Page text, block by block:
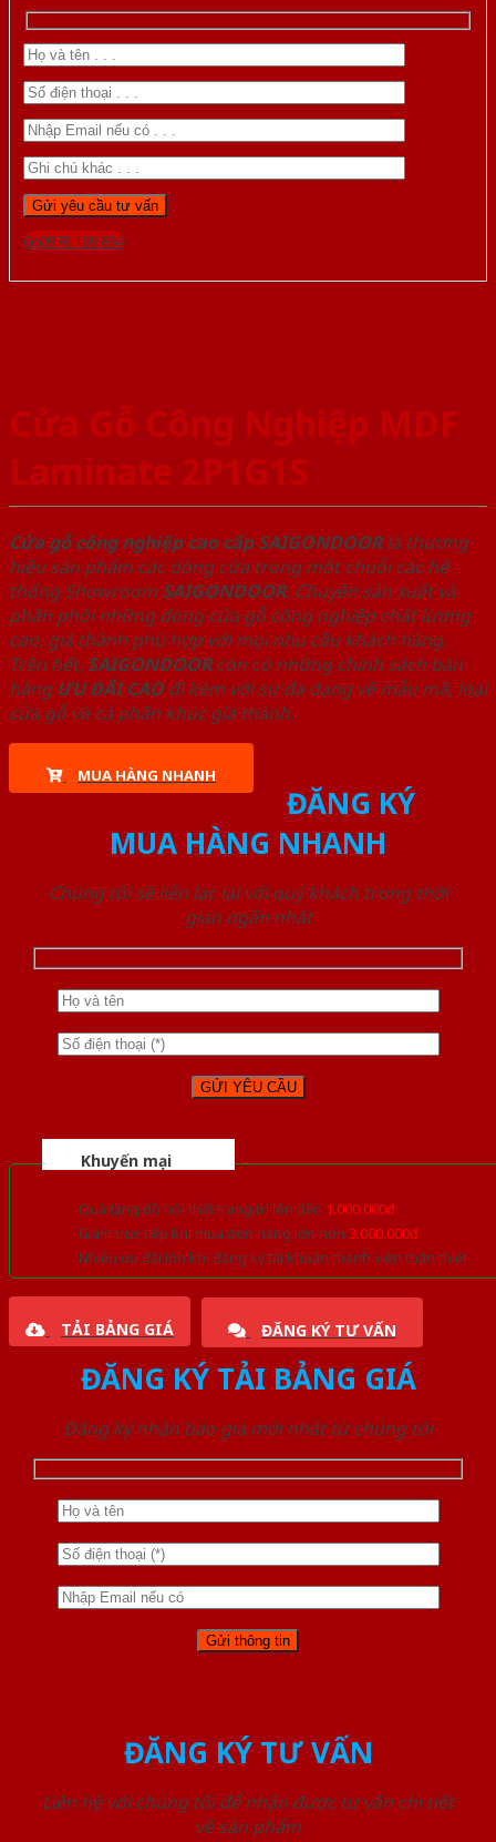
Gọi 0976.169.864
Cửa Gỗ Công Nghiệp MDF
Laminate 2P1G1S
Cửa gỗ công nghiệp cao cấp SAIGONDOORlà thương
hiệu sản phẩm các dòng cửa trong một chuỗi các hệ
thống Showroom SAIGONDOOR. Chuyên sản xuất và
phân phối những dòng cửa gỗ công nghiệp chất lượng
cao, giá thành phù hợp với mọi nhu cầu khách hàng.
Trên hết, SAIGONDOORcòn có những chính sách bán
hàng ƯU ĐÃI CAOđi kèm với sự đa dạng về mẫu mã, loại
cửa gỗ và cả phân khúc giá thành.
MUA HÀNG NHANH
ĐĂNG KÝ
MUA HÀNG NHANH
Chúng tôi sẽ liên lạc lại với quý khách trong thời
gian ngắn nhất
Khuyến mại
Quà tặng đồ nội thất trang trí lên đến 1.000.000đ
Giảm trực tiếp khi mua đơn hàng lớn hơn 3.000.000đ
Nhiều ưu đãi lớn khi đăng ký tài khoản thành viên thân thiết
TẢI BẢNG GIÁ ĐĂNG KÝ TƯ VẤN
ĐĂNG KÝ TẢI BẢNG GIÁ
Đăng ký nhận báo giá mới nhất từ chúng tôi
ĐĂNG KÝ TƯ VẤN
Liên hệ với chúng tôi để nhận được tư vấn chi tiết
về sản phẩm